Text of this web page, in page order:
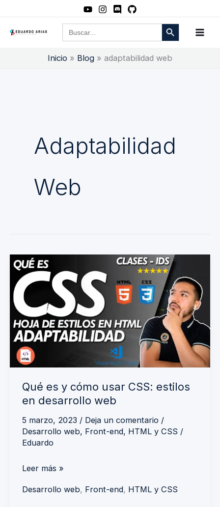
contenido
Buscar: Botón de búsqueda
Inicio Blog adaptabilidad web
Adaptabilidad
Web
Qué es y cómo usar CSS: estilos
en desarrollo web
5 marzo, 2023 / Deja un comentario /
Desarrollo web, Front-end, HTML y CSS /
Eduardo
Qué
es
y
cómo
usar
CSS:
estilos
en
web
Leer más »
Desarrollo web, Front-end, HTML y CSS